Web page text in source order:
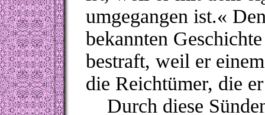
umgegangen ist.«
bekannten
bestraft, weil er
die Reichtümer, die
Durch diese